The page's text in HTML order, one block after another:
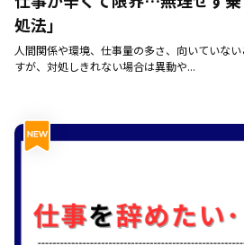
処法」
人間関係や環境、仕事量の多さ、向いていな
すが、対処しきれない場合は異動や...